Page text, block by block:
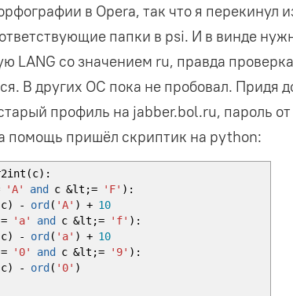
в Opera, так что я перекинул
папки в psi. И в винде
LANG со значением ru, правда проверка
В других ОС пока не пробовал. Придя
профиль на jabber.bol.ru, пароль от
помощь пришёл скриптик на python:
(c) :
'A' and c &lt ;= 'F' ) :
c) - ord ( 'A' ) + 10
'a' and c &lt ;= 'f' ) :
c) - ord ( 'a' ) + 10
'0' and c &lt ;= '9' ) :
c) - ord ( '0' )